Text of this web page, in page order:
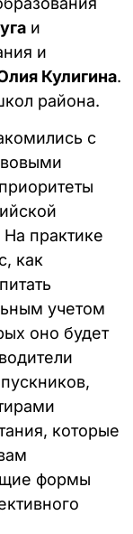
и
и
Кулигина.
района.
с
практике
как
учетом
оно будет
которые
формы